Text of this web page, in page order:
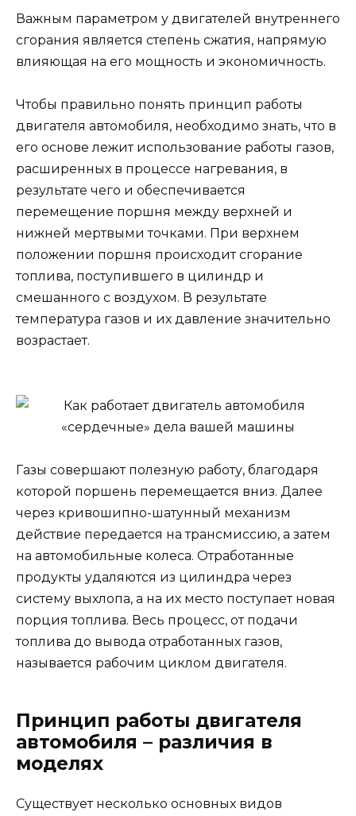
Важным параметром у двигателей внутреннего
сгорания является степень сжатия, напрямую
влияющая на его мощность и экономичность.
Чтобы правильно понять принцип работы
двигателя автомобиля, необходимо знать, что в
его основе лежит использование работы газов,
расширенных в процессе нагревания, в
результате чего и обеспечивается
перемещение поршня между верхней и
нижней мертвыми точками. При верхнем
положении поршня происходит сгорание
топлива, поступившего в цилиндр и
смешанного с воздухом. В результате
температура газов и их давление значительно
возрастает.
Газы совершают полезную работу, благодаря
которой поршень перемещается вниз. Далее
через кривошипно-шатунный механизм
действие передается на трансмиссию, а затем
на автомобильные колеса. Отработанные
продукты удаляются из цилиндра через
систему выхлопа, а на их место поступает новая
порция топлива. Весь процесс, от подачи
топлива до вывода отработанных газов,
называется рабочим циклом двигателя.
Принцип работы двигателя
автомобиля – различия в
моделях
Существует несколько основных видов